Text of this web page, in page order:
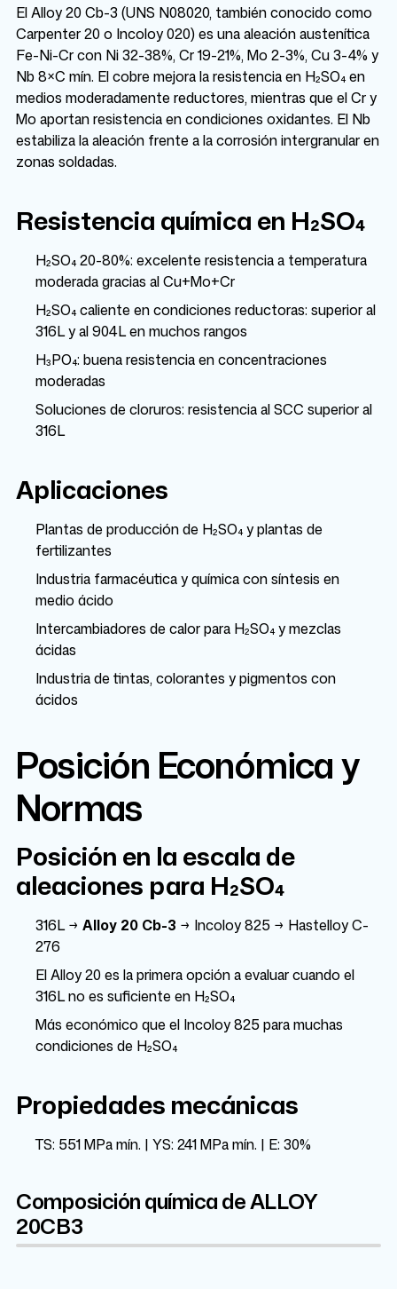
El Alloy 20 Cb-3 (UNS N08020, también conocido como
Carpenter 20 o Incoloy 020) es una aleación austenítica
Fe-Ni-Cr con Ni 32-38%, Cr 19-21%, Mo 2-3%, Cu 3-4% y
Nb 8×C mín. El cobre mejora la resistencia en H₂SO₄ en
medios moderadamente reductores, mientras que el Cr y
Mo aportan resistencia en condiciones oxidantes. El Nb
estabiliza la aleación frente a la corrosión intergranular en
zonas soldadas.
Resistencia química en H₂SO₄
H₂SO₄ 20-80%: excelente resistencia a temperatura
moderada gracias al Cu+Mo+Cr
H₂SO₄ caliente en condiciones reductoras: superior al
316L y al 904L en muchos rangos
H₃PO₄: buena resistencia en concentraciones
moderadas
Soluciones de cloruros: resistencia al SCC superior al
316L
Aplicaciones
Plantas de producción de H₂SO₄ y plantas de
fertilizantes
Industria farmacéutica y química con síntesis en
medio ácido
Intercambiadores de calor para H₂SO₄ y mezclas
ácidas
Industria de tintas, colorantes y pigmentos con
ácidos
Posición Económica y
Normas
Posición en la escala de
aleaciones para H₂SO₄
316L → Alloy 20 Cb-3 → Incoloy 825 → Hastelloy C-
276
El Alloy 20 es la primera opción a evaluar cuando el
316L no es suficiente en H₂SO₄
Más económico que el Incoloy 825 para muchas
condiciones de H₂SO₄
Propiedades mecánicas
TS: 551 MPa mín. | YS: 241 MPa mín. | E: 30%
Composición química de ALLOY
20CB3